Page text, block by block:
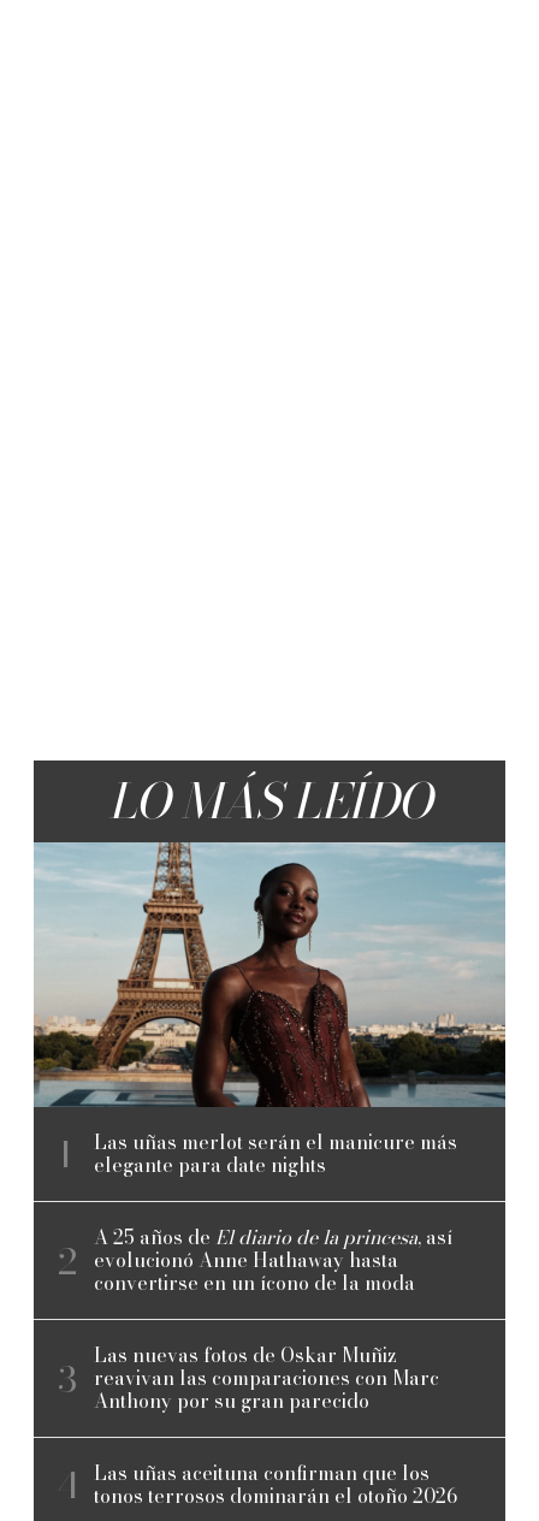
LO MÁS LEÍDO
Las uñas merlot serán el manicure más
elegante para date nights
A 25 años de El diario de la princesa, así
evolucionó Anne Hathaway hasta
convertirse en un ícono de la moda
Las nuevas fotos de Oskar Muñiz
reavivan las comparaciones con Marc
Anthony por su gran parecido
Las uñas aceituna confirman que los
tonos terrosos dominarán el otoño 2026